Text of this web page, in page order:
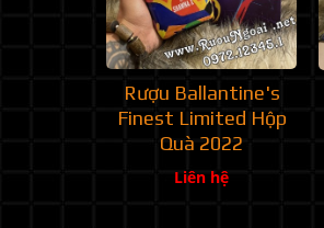
Rượu Ballantine's
Finest Limited Hộp
Quà 2022
Liên hệ